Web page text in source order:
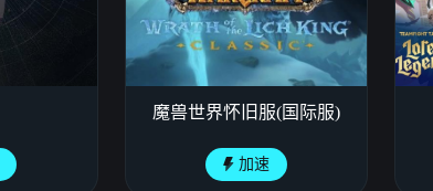
魔兽世界怀旧服(国际服)
加速